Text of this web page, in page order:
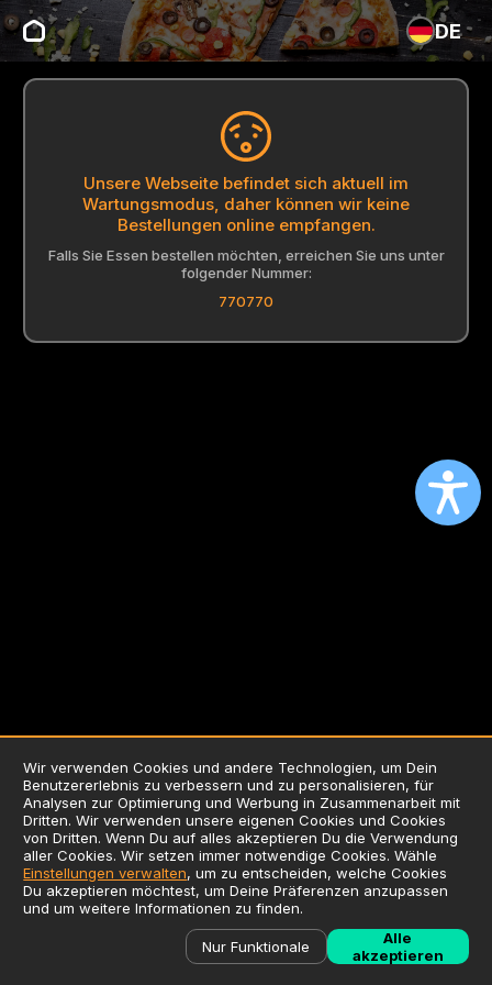
DE
Unsere Webseite befindet sich aktuell im
Wartungsmodus, daher können wir keine
Bestellungen online empfangen.
Falls Sie Essen bestellen möchten, erreichen Sie uns unter
folgender Nummer:
770770
AGB
Datenschutzerklärung
Impressum
Verwendung von Cookies
Zusatzstoffliste / Allergene
©
Wir verwenden Cookies und andere Technologien, um Dein
Benutzererlebnis zu verbessern und zu personalisieren, für
Analysen zur Optimierung und Werbung in Zusammenarbeit mit
Dritten. Wir verwenden unsere eigenen Cookies und Cookies
von Dritten. Wenn Du auf alles akzeptieren Du die Verwendung
aller Cookies. Wir setzen immer notwendige Cookies. Wähle
Einstellungen verwalten, um zu entscheiden, welche Cookies
Du akzeptieren möchtest, um Deine Präferenzen anzupassen
und um weitere Informationen zu finden.
Nur Funktionale
Alle
akzeptieren